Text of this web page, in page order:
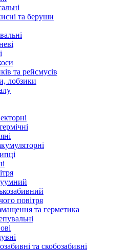
та беруши
та рейсмусів
лобзики
повітря
та герметика
та скобозабивні